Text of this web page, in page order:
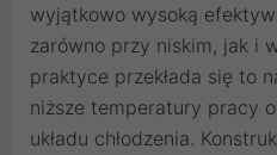
wyjątkowo wysoką
zarówno przy niskim, jak i
praktyce przekłada się to
niższe temperatury pracy
układu chłodzenia.